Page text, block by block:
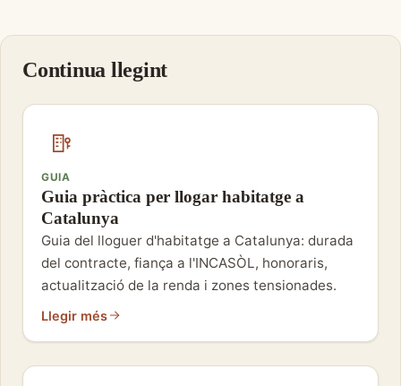
Continua llegint
GUIA
Guia pràctica per llogar habitatge a
Catalunya
Guia del lloguer d'habitatge a Catalunya: durada
del contracte, fiança a l'INCASÒL, honoraris,
actualització de la renda i zones tensionades.
Llegir més